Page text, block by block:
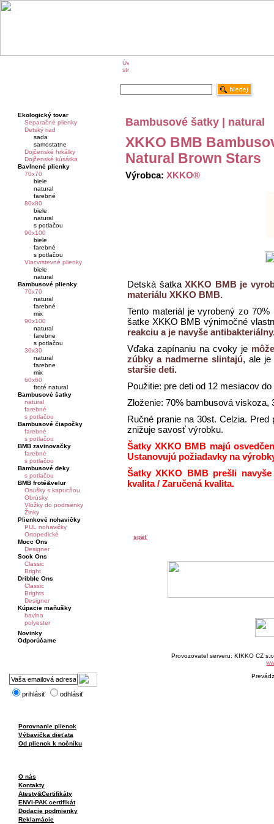
Ekologický tovar
Separačné plienky
Detský riad
sada
samostatne
Dojčenské hrkálky
Dojčenské kúsátka
Bavlnené plienky
70x70
biele
natural
farebné
80x80
biele
natural
s potlačou
90x100
biele
farebné
s potlačou
Viacvrstevné plienky
biele
natural
Bambusové plienky
70x70
natural
farebné
mix
90x100
natural
farebne
s potlačou
30x30
natural
farebne
mix
60x60
froté natural
Bambusové šatky
natural
farebné
s potlačou
Bambusové čiapočky
farebné
s potlačou
BMB zavinovačky
farebné
s potlačou
Bambusové deky
s potlačou
BMB froté&velur
Osušky s kapucňou
Obrúsky
Vložky do podrsenky
Žinky
Plienkové nohavičky
PUL nohavičky
Ortopedické
Mocc Ons
Designer
Sock Ons
Classic
Bright
Dribble Ons
Classic
Brights
Designer
Kúpacie maňušky
bavlna
polyester
Novinky
Odporúčame
prihlásiť odhlásiť
Porovnanie plienok
Výbavička dieťata
Od plienok k nočníku
O nás
Kontakty
Atesty&Certifikáty
ENVI-PAK certifikát
Dodacie podmienky
Reklamácie
Bambusové šatky | natural
XKKO BMB
Natural Brown Stars
Výrobca: XKKO®
Detská šatkaXKKO BMB je
materiálu XKKO BMB.
Tento materiál je vyrobený zo
šatke XKKO BMB výnimočné
reakciu a je navyše
Vďaka zapínaniu na cvoky je
zúbky a nadmerne slintajú, ale je
staršie deti.
Použitie: pre deti od 12 mesiacov
Zloženie: 70% bambusová viskoza,
Ručné pranie na 30st. Celzia.
znižuje savosť výrobku.
Šatky XKKO BMB majú
Ustanovujú požiadavky na
Šatky XKKO BMB prešli
kvalita / Zaručená kvalita.
späť
Provozovatel serveru: KIKKO CZ